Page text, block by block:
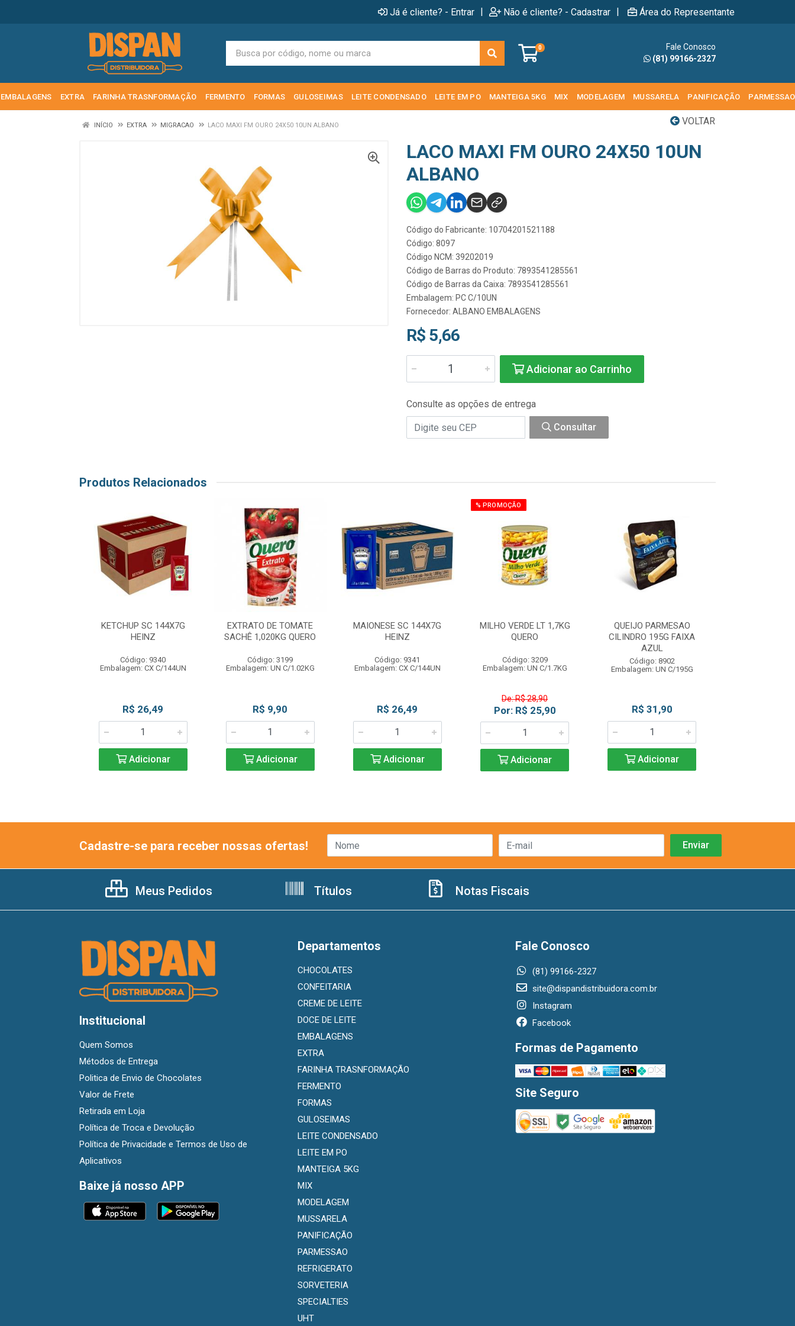
Já é cliente? - Entrar | Não é cliente? - Cadastrar | Área do Representante
0
Fale Conosco
(81) 99166-2327
EMBALAGENS EXTRA FARINHA TRASNFORMAÇÃO FERMENTO FORMAS GULOSEIMAS LEITE CONDENSADO LEITE EM PO MANTEIGA 5KG MIX MODELAGEM MUSSARELA PANIFICAÇÃO PARMESSAO
VOLTAR
INÍCIO EXTRA MIGRACAO LACO MAXI FM OURO 24X50 10UN ALBANO
LACO MAXI FM OURO 24X50 10UN
ALBANO
Código do Fabricante: 10704201521188
Código: 8097
Código NCM: 39202019
Código de Barras do Produto: 7893541285561
Código de Barras da Caixa: 7893541285561
Embalagem: PC C/10UN
Fornecedor: ALBANO EMBALAGENS
R$ 5,66
Adicionar ao Carrinho
Consulte as opções de entrega
Consultar
Produtos Relacionados
KETCHUP SC 144X7G
HEINZ
Código: 9340
Embalagem: CX C/144UN
R$ 26,49
Adicionar
EXTRATO DE TOMATE
SACHÊ 1,020KG QUERO
Código: 3199
Embalagem: UN C/1.02KG
R$ 9,90
Adicionar
MAIONESE SC 144X7G
HEINZ
Código: 9341
Embalagem: CX C/144UN
R$ 26,49
Adicionar
% PROMOÇÃO
MILHO VERDE LT 1,7KG
QUERO
Código: 3209
Embalagem: UN C/1.7KG
De: R$ 28,90
Por: R$ 25,90
Adicionar
QUEIJO PARMESAO
CILINDRO 195G FAIXA
AZUL
Código: 8902
Embalagem: UN C/195G
R$ 31,90
Adicionar
Cadastre-se para receber nossas ofertas!
Meus Pedidos Títulos Notas Fiscais
Institucional
Quem Somos
Métodos de Entrega
Politica de Envio de Chocolates
Valor de Frete
Retirada em Loja
Política de Troca e Devolução
Política de Privacidade e Termos de Uso de
Aplicativos
Baixe já nosso APP
Departamentos
CHOCOLATES
CONFEITARIA
CREME DE LEITE
DOCE DE LEITE
EMBALAGENS
EXTRA
FARINHA TRASNFORMAÇÃO
FERMENTO
FORMAS
GULOSEIMAS
LEITE CONDENSADO
LEITE EM PO
MANTEIGA 5KG
MIX
MODELAGEM
MUSSARELA
PANIFICAÇÃO
PARMESSAO
REFRIGERATO
SORVETERIA
SPECIALTIES
UHT
Fale Conosco
(81) 99166-2327
site@dispandistribuidora.com.br
Instagram
Facebook
Formas de Pagamento
Site Seguro